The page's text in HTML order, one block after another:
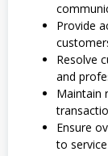
Provide
Resolve
and
Maintain
Ensure
to